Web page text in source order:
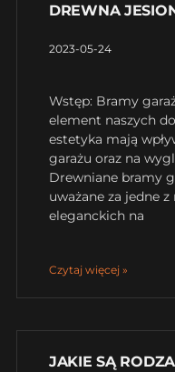
DREWNA
2023-05-24
Wstęp: Bramy
element naszych
estetyka mają
garażu oraz na
Drewniane bramy
uważane za jedne
eleganckich na
Czytaj więcej »
JAKIE SĄ